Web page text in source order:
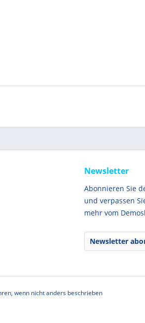
Newsletter
Abonnieren Sie
und verpassen
mehr vom
Newsletter
wenn nicht anders beschrieben